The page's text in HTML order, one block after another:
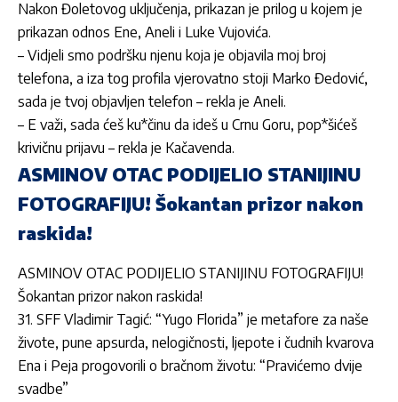
Nakon Đoletovog uključenja, prikazan je prilog u kojem je
prikazan odnos Ene, Aneli i Luke Vujovića.
– Vidjeli smo podršku njenu koja je objavila moj broj
telefona, a iza tog profila vjerovatno stoji Marko Đedović,
sada je tvoj objavljen telefon – rekla je Aneli.
– E važi, sada ćeš ku*činu da ideš u Crnu Goru, pop*šićeš
krivičnu prijavu – rekla je Kačavenda.
ASMINOV OTAC PODIJELIO STANIJINU
FOTOGRAFIJU! Šokantan prizor nakon
raskida!
ASMINOV OTAC PODIJELIO STANIJINU FOTOGRAFIJU!
Šokantan prizor nakon raskida!
31. SFF Vladimir Tagić: “Yugo Florida” je metafore za naše
živote, pune apsurda, nelogičnosti, ljepote i čudnih kvarova
Ena i Peja progovorili o bračnom životu: “Pravićemo dvije
svadbe”